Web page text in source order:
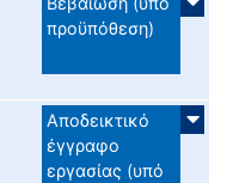
προϋπόθεση)
Αποδεικτικό
έγγραφο
εργασίας (υπό